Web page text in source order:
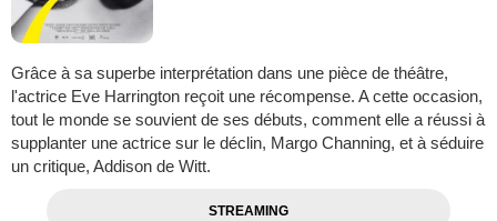
Grâce à sa superbe interprétation dans une pièce de théâtre,
l'actrice Eve Harrington reçoit une récompense. A cette occasion,
tout le monde se souvient de ses débuts, comment elle a réussi à
supplanter une actrice sur le déclin, Margo Channing, et à séduire
un critique, Addison de Witt.
STREAMING